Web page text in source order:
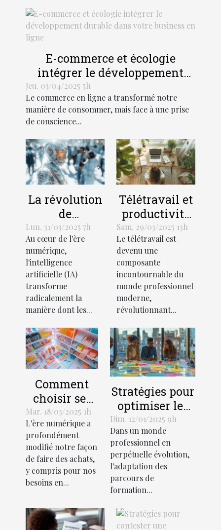
E-commerce et écologie
intégrer le développement
durable dans votre business
en ligne
Jeu. 03/04/2025 5h
Le commerce en ligne a transformé notre
manière de consommer, mais face à une prise
de conscience...
La révolution
de
l'intelligence
artificielle
dans la
gestion de la
relation client
Lun. 31/03/2025 7h
Au cœur de l'ère
numérique,
l'intelligence
artificielle (IA)
transforme
radicalement la
manière dont les...
Télétravail et
productivité
les astuces
pour booster
l'efficacité à
distance
Sam. 29/03/2025 13h
Le télétravail est
devenu une
composante
incontournable du
monde professionnel
moderne,
révolutionnant...
Comment
choisir ses
fournitures
de bureau et
scolaires en
ligne
Mar. 18/03/2025 1h
L'ère numérique a
profondément
modifié notre façon
de faire des achats,
y compris pour nos
besoins en...
Stratégies pour
optimiser les
parcours de
formation
professionnelle
personnalisés
Dim. 12/01/2025 9h
Dans un monde
professionnel en
perpétuelle évolution,
l'adaptation des
parcours de
formation...